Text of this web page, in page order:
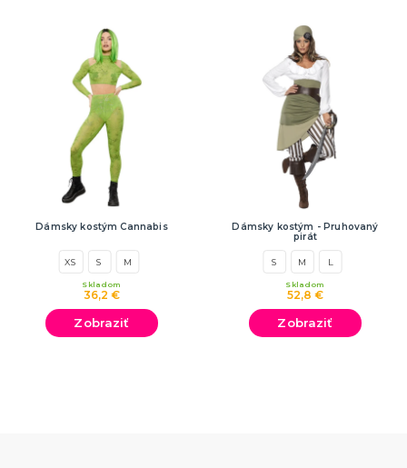
Dámsky kostým Cannabis
XS S M
36,2 €
Skladom
Zobraziť
Dámsky kostým - Pruhovaný
pirát
S M L
52,8 €
Skladom
Zobraziť